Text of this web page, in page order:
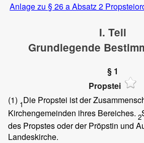
Anlage zu § 26 a Absatz 2
I. Teil
Grundlegende
§ 1
Propstei
(1) 1Die Propstei ist der
Kirchengemeinden ihres Bereiches. 2
des Propstes oder der Pröpstin und
Landeskirche.